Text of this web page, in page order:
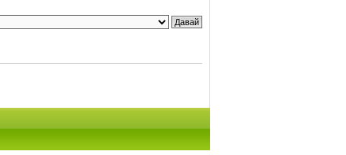
• Часовете са според зоната UTC + 2 часа [DST]